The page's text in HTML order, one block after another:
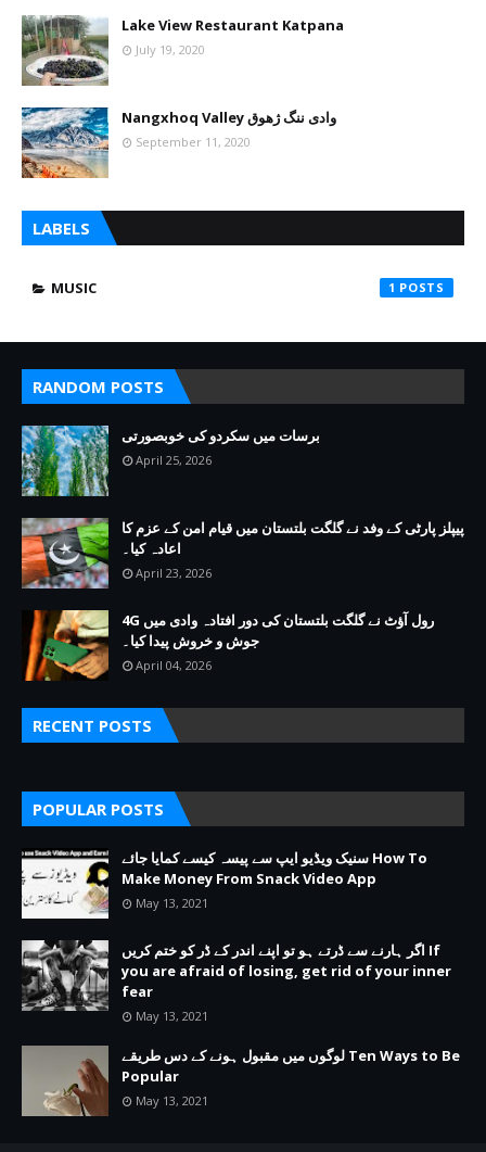
Lake View Restaurant Katpana
July 19, 2020
Nangxhoq Valley وادی ننگ ژھوق
September 11, 2020
LABELS
MUSIC 1
RANDOM POSTS
برسات میں سکردو کی خوبصورتی
April 25, 2026
پیپلز پارٹی کے وفد نے گلگت بلتستان میں قیام امن کے عزم کا
اعادہ کیا۔
April 23, 2026
4G رول آؤٹ نے گلگت بلتستان کی دور افتادہ وادی میں
جوش و خروش پیدا کیا۔
April 04, 2026
RECENT POSTS
POPULAR POSTS
سنیک ویڈیو ایپ سے پیسہ کیسے کمایا جائے How To
Make Money From Snack Video App
May 13, 2021
اگر ہارنے سے ڈرتے ہو تو اپنے اندر کے ڈر کو ختم کریں If
you are afraid of losing, get rid of your inner
fear
May 13, 2021
لوگوں میں مقبول ہونے کے دس طریقے Ten Ways to Be
Popular
May 13, 2021